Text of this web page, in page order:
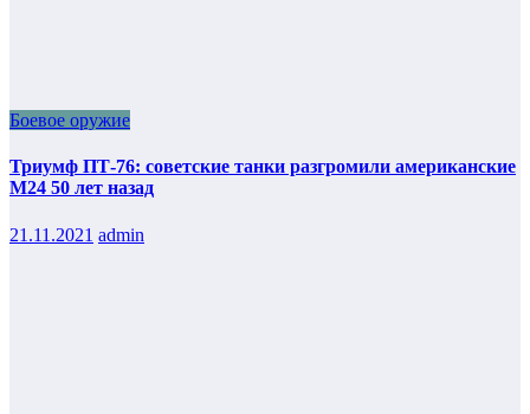
Боевое оружие
Триумф ПТ-76: советские танки разгромили американские
М24 50 лет назад
21.11.2021 admin